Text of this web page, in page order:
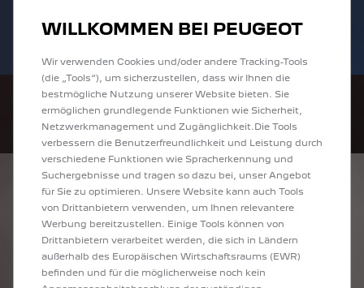
E-Autos und Plug-In-Hybride. Mehr
erfahren >>
2008 zu attraktiven Leasingraten
entdecken!
ENTDECKEN SIE
ALLE ANGEBOTE IN
PLAUEN
WILLKOMMEN BEI PEUGEOT
Wir verwenden Cookies und/oder andere Tracking-Tools
(die „Tools“), um sicherzustellen, dass wir Ihnen die
bestmögliche Nutzung unserer Website bieten. Sie
ermöglichen grundlegende Funktionen wie Sicherheit,
Netzwerkmanagement und Zugänglichkeit.Die Tools
verbessern die Benutzerfreundlichkeit und Leistung durch
verschiedene Funktionen wie Spracherkennung und
Suchergebnisse und tragen so dazu bei, unser Angebot
für Sie zu optimieren. Unsere Website kann auch Tools
von Drittanbietern verwenden, um Ihnen relevantere
Werbung bereitzustellen. Einige Tools können von
Drittanbietern verarbeitet werden, die sich in Ländern
außerhalb des Europäischen Wirtschaftsraums (EWR)
befinden und für die möglicherweise noch kein